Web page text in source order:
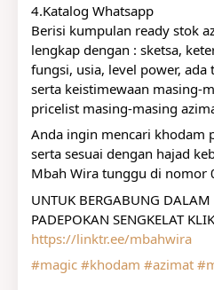
4.Katalog Whatsapp
Berisi kumpulan ready stok
lengkap dengan : sketsa,
fungsi, usia, level power,
serta keistimewaan masing-
pricelist masing-masing
Anda ingin mencari khodam
serta sesuai dengan hajad
Mbah Wira tunggu di nomor
UNTUK BERGABUNG
PADEPOKAN SENGKELAT
https://linktr.ee/mbahwira
#magic #khodam #azimat